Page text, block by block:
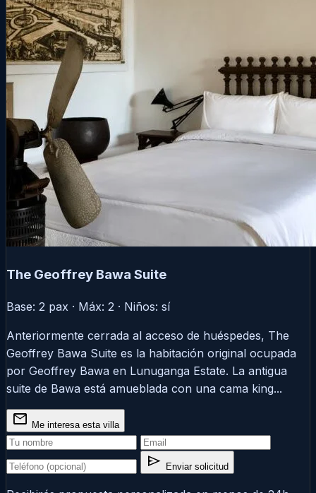
The Geoffrey Bawa Suite
Base: 2 pax · Máx: 2 · Niños: sí
Anteriormente cerrada al acceso de huéspedes, The
Geoffrey Bawa Suite es la habitación original ocupada
por Geoffrey Bawa en Lunuganga Estate. La antigua
suite de Bawa está amueblada con una cama king...
mail Me interesa esta villa
send Enviar solicitud